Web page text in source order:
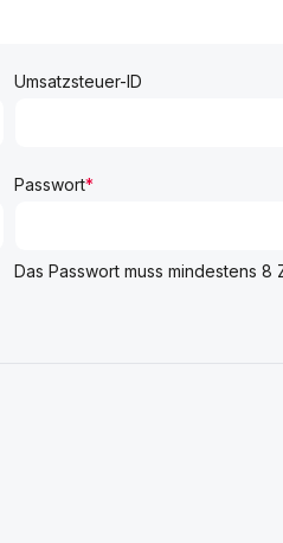
Umsatzsteuer-ID
Passwort*
Das Passwort muss mindestens 8